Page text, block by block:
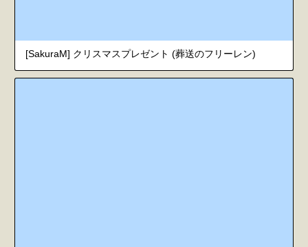
[SakuraM] クリスマスプレゼント (葬送のフリーレン)